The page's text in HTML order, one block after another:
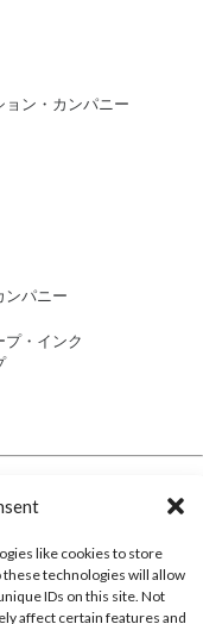
like cookies to store
technologies will allow
IDs on this site. Not
affect certain features and
ン・カンパニー
ンパニー
・インク